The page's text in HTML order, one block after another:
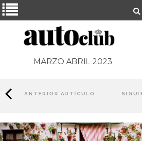
MARZO ABRIL 2023
ANTERIOR ARTÍCULO